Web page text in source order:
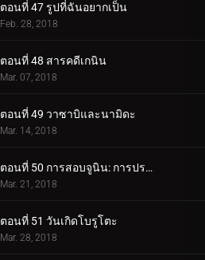
ตอนที่ 47 รูปที่ฉันอยากเป็น
Feb. 28, 2018
ตอนที่ 48 สารคดีเกนิน
Mar. 07, 2018
ตอนที่ 49 วาซาบิและนามิดะ
Mar. 14, 2018
ตอนที่ 50 การสอบจูนิน: การประชุมข้อเสนอแนะ
Mar. 21, 2018
ตอนที่ 51 วันเกิดโบรูโตะ
Mar. 28, 2018